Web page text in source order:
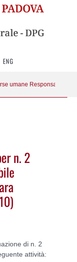
ENG
umane Responsabile
n. 2
di n. 2
attività: